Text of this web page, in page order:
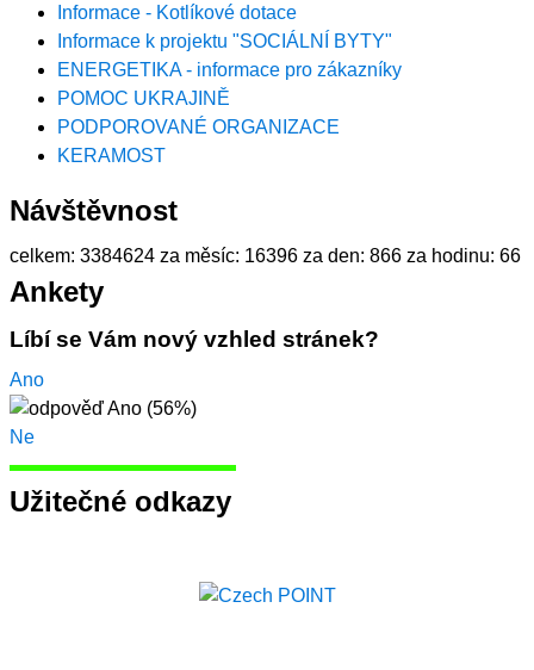
Informace - Kotlíkové dotace
Informace k projektu "SOCIÁLNÍ BYTY"
ENERGETIKA - informace pro zákazníky
POMOC UKRAJINĚ
PODPOROVANÉ ORGANIZACE
KERAMOST
Návštěvnost
celkem: 3384624 za měsíc: 16396 za den: 866 za hodinu: 66
Ankety
Líbí se Vám nový vzhled stránek?
Ano
Ne
Užitečné odkazy